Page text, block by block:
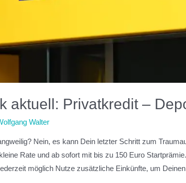
aktuell: Privatkredit –
Walter
Nein, es kann Dein letzter Schritt zum
Rate und ab sofort mit bis zu 150 Euro
möglich Nutze zusätzliche Einkünfte, um